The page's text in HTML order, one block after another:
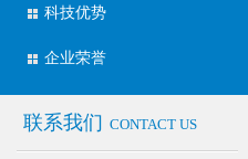
科技优势
企业荣誉
联系我们 CONTACT US